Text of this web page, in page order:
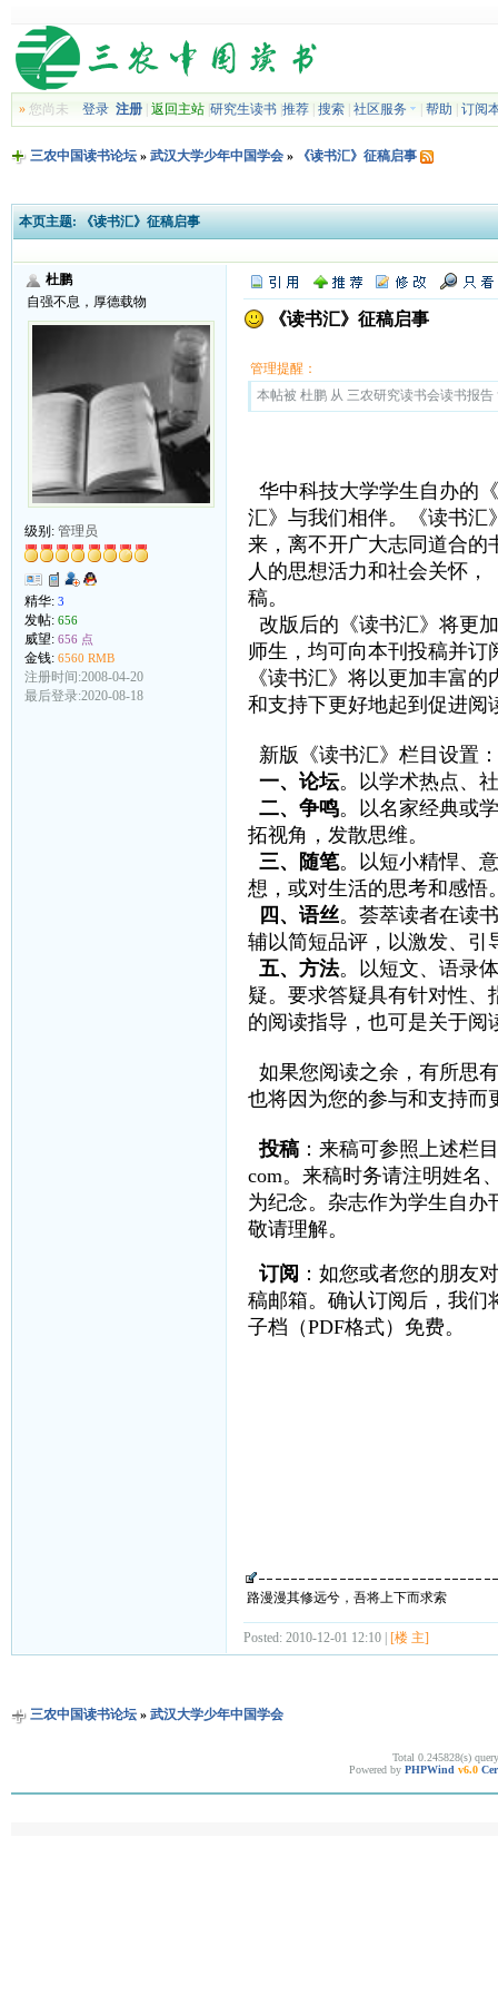
»您尚未 登录 注册| 返回主站| 研究生读书| 推荐| 搜索| 社区服务 帮助 订阅
三农中国读书论坛» 武汉大学少年中国学会» 《读书汇》征稿启事
本页主题: 《读书汇》征稿启事
杜鹏
自强不息，厚德载物
级别: 管理员
精华: 3
发帖: 656
威望: 656 点
金钱: 6560 RMB
注册时间:2008-04-20
最后登录:2020-08-18
《读书汇》征稿启事
管理提醒：
本帖被 杜鹏 从 三农研究读书会读书报
华中科技大学学生自办的
汇》与我们相伴。《读书汇
来，离不开广大志同道合的
人的思想活力和社会关怀
稿。
改版后的《读书汇》将更
师生，均可向本刊投稿并订
《读书汇》将以更加丰富
和支持下更好地起到促进阅
新版《读书汇》栏目设置：
一、论坛。以学术热点、
二、争鸣。以名家经典或
拓视角，发散思维。
三、随笔。以短小精悍、
想，或对生活的思考和感悟
四、语丝。荟萃读者在读
辅以简短品评，以激发、引
五、方法。以短文、语录
疑。要求答疑具有针对性、
的阅读指导，也可是关于阅
如果您阅读之余，有所思
也将因为您的参与和支持而
投稿：来稿可参照上述栏
com。来稿时务请注明姓名
为纪念。杂志作为学生自办
敬请理解。
订阅 ：如您或者您的朋友
稿邮箱。确认订阅后，我们
子档（PDF格式）免费。
路漫漫其修远兮，吾将上下而求索
Posted: 2010-12-01 12:10 | [楼 主]
三农中国读书论坛» 武汉大学少年中国学会
Total 0.245828(s)
Powered by PHPWind v6.0